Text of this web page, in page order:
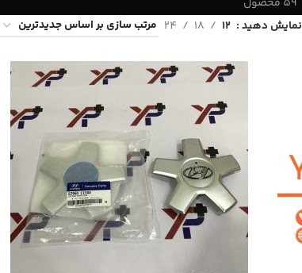
نمایش دهید 12
18
24